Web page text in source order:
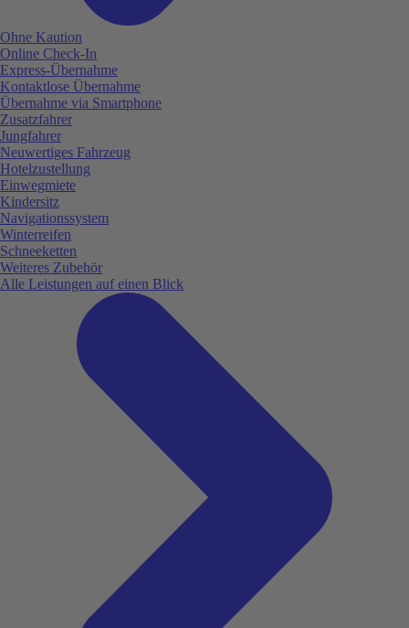
Ohne Kaution
Online Check-In
Express-Übernahme
Kontaktlose Übernahme
Übernahme via Smartphone
Zusatzfahrer
Jungfahrer
Neuwertiges Fahrzeug
Hotelzustellung
Einwegmiete
Kindersitz
Navigationssystem
Winterreifen
Schneeketten
Weiteres Zubehör
Alle Leistungen auf einen Blick